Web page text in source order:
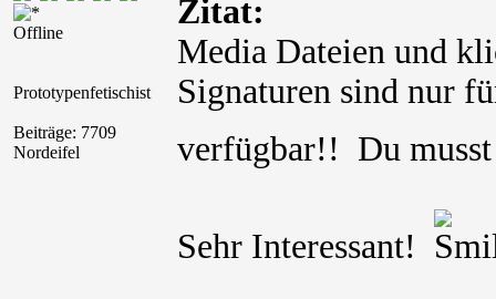
Offline
Prototypenfetischist
Beiträge: 7709
Nordeifel
Zitat:
Media Dateien und
Signaturen sind nur
verfügbar!! Du
Sehr Interessant!